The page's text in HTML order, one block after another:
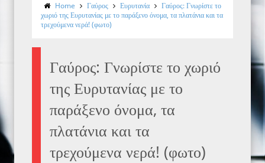
Home Γαύρος Ευρυτανία
Γαύρος: Γνωρίστε το
χωριό της Ευρυτανίας με το παράξενο όνομα, τα πλατάνια και τα
τρεχούμενα νερά! (φωτο)
Γαύρος: Γνωρίστε το χωριό
της Ευρυτανίας με το
παράξενο όνομα, τα
πλατάνια και τα
τρεχούμενα νερά! (φωτο)